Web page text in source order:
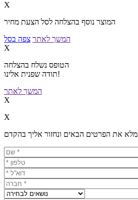
X
המוצר נוסף בהצלחה לסל הצעת מחיר
המשך לאתר צפה בסל
X
הטופס נשלח בהצלחה
תודה שפנית אלינו!
המשך לאתר
X
X
מלא את הפרטים הבאים ונחזור אליך בהקדם